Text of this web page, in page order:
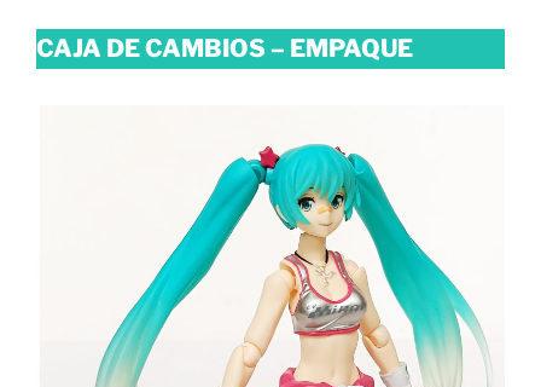
CAJA DE CAMBIOS – EMPAQUE